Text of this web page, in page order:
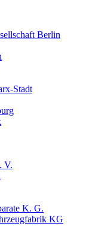
Berlin
Stadt
V.
K. G.
KG